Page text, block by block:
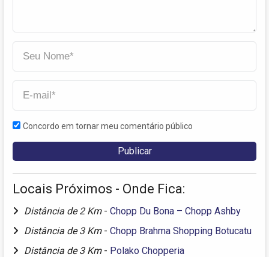
Concordo em tornar meu comentário público
Locais Próximos - Onde Fica:
Distância de 2 Km - Chopp Du Bona – Chopp Ashby
Distância de 3 Km - Chopp Brahma Shopping Botucatu
Distância de 3 Km - Polako Chopperia